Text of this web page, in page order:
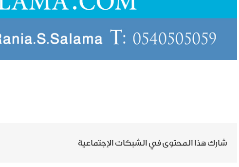
شارك هذا المحتوى في الشبكات الإجتماعية